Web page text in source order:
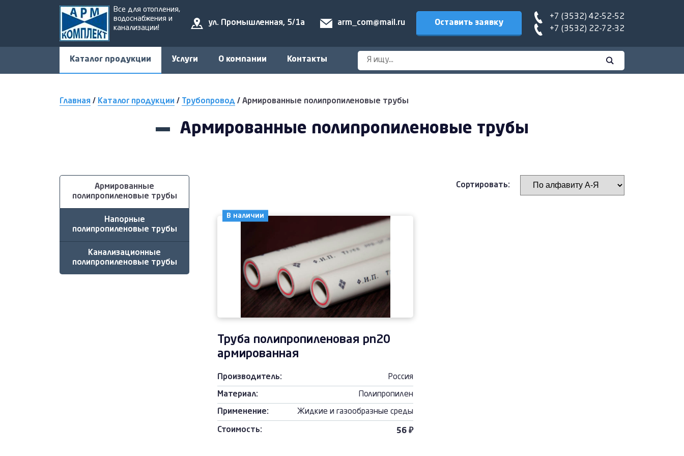
Все для отопления,
водоснабжения и
канализации!
ул. Промышленная, 5/1а arm_com@mail.ru Оставить заявку
+7 (3532) 42-52-52
+7 (3532) 22-72-32
Каталог продукции Услуги О компании Контакты
Главная / Каталог продукции / Трубопровод / Армированные полипропиленовые трубы
Армированные полипропиленовые трубы
Армированные
полипропиленовые трубы
Напорные
полипропиленовые трубы
Канализационные
полипропиленовые трубы
Сортировать:
В наличии
Труба полипропиленовая pn20
армированная
Производитель: Россия
Материал: Полипропилен
Применение: Жидкие и газообразные среды
Стоимость: 56 ₽